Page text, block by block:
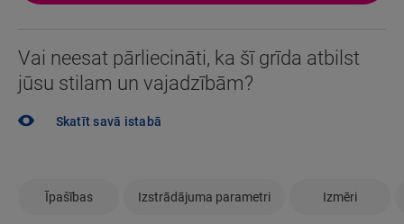
Vai neesat pārliecināti, ka šī grīda atbilst
jūsu stilam un vajadzībām?
Skatīt savā istabā
Īpašības Izstrādājuma parametri Izmēri